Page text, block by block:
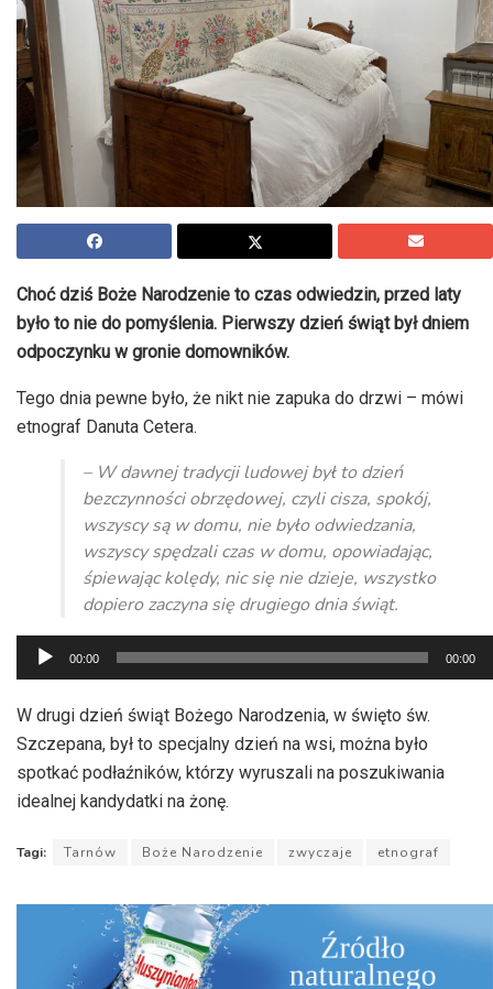
Choć dziś Boże Narodzenie to czas odwiedzin, przed laty
było to nie do pomyślenia. Pierwszy dzień świąt był dniem
odpoczynku w gronie domowników.
Tego dnia pewne było, że nikt nie zapuka do drzwi – mówi
etnograf Danuta Cetera.
– W dawnej tradycji ludowej był to dzień
bezczynności obrzędowej, czyli cisza, spokój,
wszyscy są w domu, nie było odwiedzania,
wszyscy spędzali czas w domu, opowiadając,
śpiewając kolędy, nic się nie dzieje, wszystko
dopiero zaczyna się drugiego dnia świąt.
Odtwarzacz
plików
dźwiękowych
00:00 00:00
W drugi dzień świąt Bożego Narodzenia, w święto św.
Szczepana, był to specjalny dzień na wsi, można było
spotkać podłaźników, którzy wyruszali na poszukiwania
idealnej kandydatki na żonę.
Tagi: Tarnów Boże Narodzenie zwyczaje etnograf